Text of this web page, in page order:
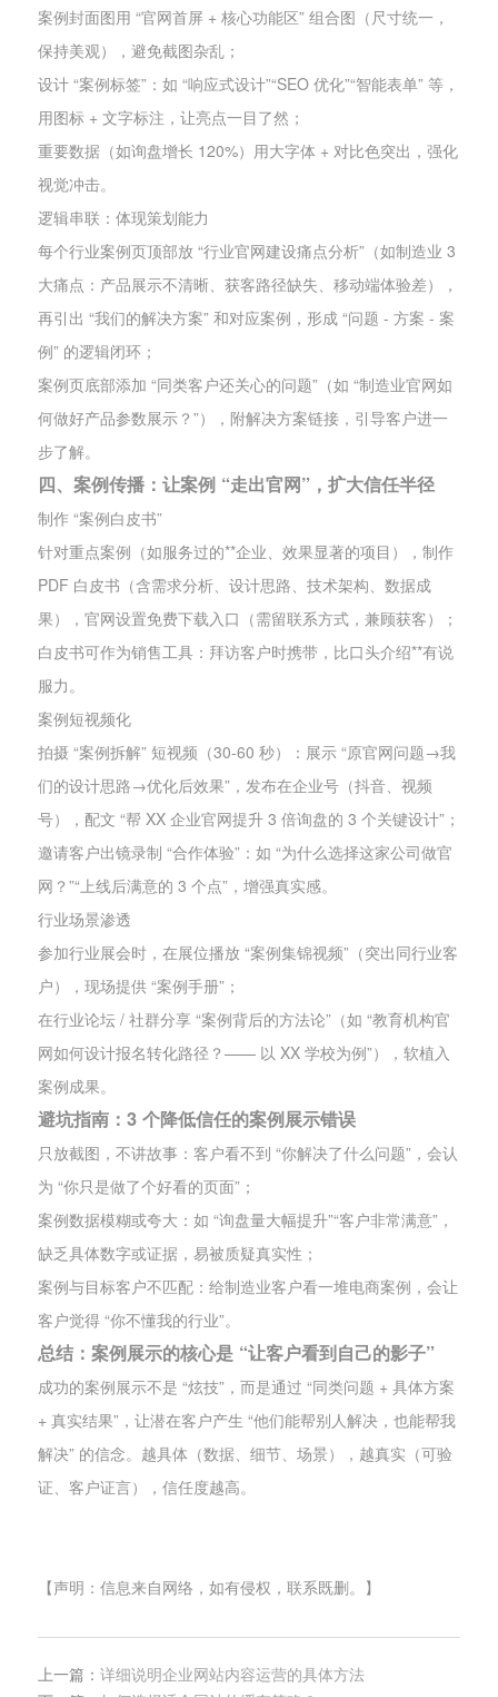
案例封面图用 “官网首屏 + 核心功能区” 组合图（尺寸统一，
保持美观），避免截图杂乱；
设计 “案例标签”：如 “响应式设计”“SEO 优化”“智能表单” 等，
用图标 + 文字标注，让亮点一目了然；
重要数据（如询盘增长 120%）用大字体 + 对比色突出，强化
视觉冲击。
逻辑串联：体现策划能力
每个行业案例页顶部放 “行业官网建设痛点分析”（如制造业 3
大痛点：产品展示不清晰、获客路径缺失、移动端体验差），
再引出 “我们的解决方案” 和对应案例，形成 “问题 - 方案 - 案
例” 的逻辑闭环；
案例页底部添加 “同类客户还关心的问题”（如 “制造业官网如
何做好产品参数展示？”），附解决方案链接，引导客户进一
步了解。
四、案例传播：让案例 “走出官网”，扩大信任半径
制作 “案例白皮书”
针对重点案例（如服务过的**企业、效果显著的项目），制作
PDF 白皮书（含需求分析、设计思路、技术架构、数据成
果），官网设置免费下载入口（需留联系方式，兼顾获客）；
白皮书可作为销售工具：拜访客户时携带，比口头介绍**有说
服力。
案例短视频化
拍摄 “案例拆解” 短视频（30-60 秒）：展示 “原官网问题→我
们的设计思路→优化后效果”，发布在企业号（抖音、视频
号），配文 “帮 XX 企业官网提升 3 倍询盘的 3 个关键设计”；
邀请客户出镜录制 “合作体验”：如 “为什么选择这家公司做官
网？”“上线后满意的 3 个点”，增强真实感。
行业场景渗透
参加行业展会时，在展位播放 “案例集锦视频”（突出同行业客
户），现场提供 “案例手册”；
在行业论坛 / 社群分享 “案例背后的方法论”（如 “教育机构官
网如何设计报名转化路径？—— 以 XX 学校为例”），软植入
案例成果。
避坑指南：3 个降低信任的案例展示错误
只放截图，不讲故事：客户看不到 “你解决了什么问题”，会认
为 “你只是做了个好看的页面”；
案例数据模糊或夸大：如 “询盘量大幅提升”“客户非常满意”，
缺乏具体数字或证据，易被质疑真实性；
案例与目标客户不匹配：给制造业客户看一堆电商案例，会让
客户觉得 “你不懂我的行业”。
总结：案例展示的核心是 “让客户看到自己的影子”
成功的案例展示不是 “炫技”，而是通过 “同类问题 + 具体方案
+ 真实结果”，让潜在客户产生 “他们能帮别人解决，也能帮我
解决” 的信念。越具体（数据、细节、场景），越真实（可验
证、客户证言），信任度越高。
【声明：信息来自网络，如有侵权，联系既删。】
上一篇： 详细说明企业网站内容运营的具体方法